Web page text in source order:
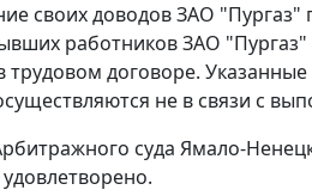
своих доводов ЗАО
работников ЗАО
трудовом договоре.
не в связи с
суда Ямало-